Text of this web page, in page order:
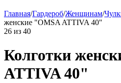
Главная/Гардероб/Женщинам/
женские "OMSA ATTIVA 40"
26 из 40
Колготки
ATTIVA 40"